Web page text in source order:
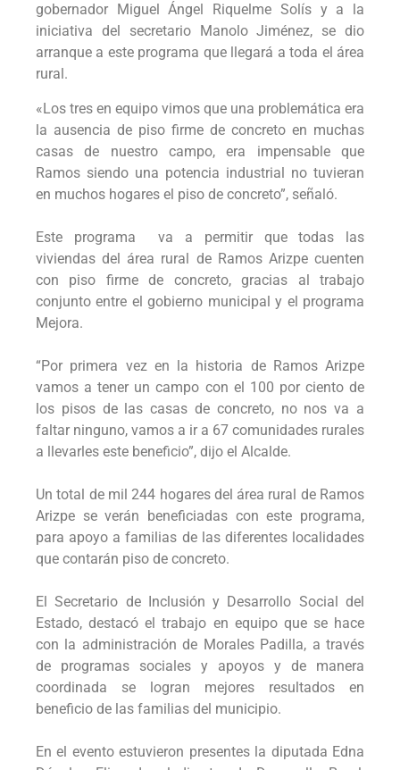
gobernador Miguel Ángel Riquelme Solís y a la
iniciativa del secretario Manolo Jiménez, se dio
arranque a este programa que llegará a toda el área
rural.
«Los tres en equipo vimos que una problemática era
la ausencia de piso firme de concreto en muchas
casas de nuestro campo, era impensable que
Ramos siendo una potencia industrial no tuvieran
en muchos hogares el piso de concreto”, señaló.
Este programa va a permitir que todas las
viviendas del área rural de Ramos Arizpe cuenten
con piso firme de concreto, gracias al trabajo
conjunto entre el gobierno municipal y el programa
Mejora.
“Por primera vez en la historia de Ramos Arizpe
vamos a tener un campo con el 100 por ciento de
los pisos de las casas de concreto, no nos va a
faltar ninguno, vamos a ir a 67 comunidades rurales
a llevarles este beneficio”, dijo el Alcalde.
Un total de mil 244 hogares del área rural de Ramos
Arizpe se verán beneficiadas con este programa,
para apoyo a familias de las diferentes localidades
que contarán piso de concreto.
El Secretario de Inclusión y Desarrollo Social del
Estado, destacó el trabajo en equipo que se hace
con la administración de Morales Padilla, a través
de programas sociales y apoyos y de manera
coordinada se logran mejores resultados en
beneficio de las familias del municipio.
En el evento estuvieron presentes la diputada Edna